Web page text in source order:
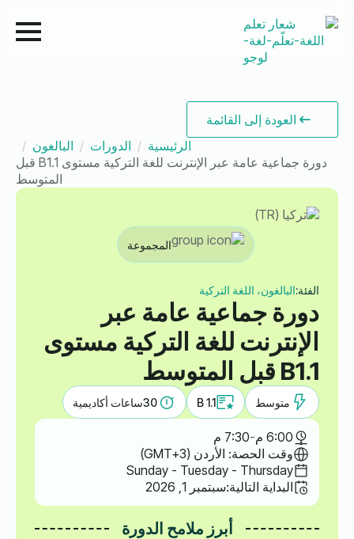
العودة إلى القائمة
الرئيسية
الدورات
البالغون
دورة جماعية عامة عبر الإنترنت للغة التركية مستوى B1.1 قبل
المتوسط
المجموعة
الفئة:البالغون، اللغة التركية
دورة جماعية عامة عبر
الإنترنت للغة التركية مستوى
B1.1 قبل المتوسط
متوسط B 1.1
30ساعات أكاديمية
6:00 م -7:30 م
وقت الحصة: الأردن (GMT+3)
Sunday - Tuesday - Thursday
البداية التالية:سبتمبر 1, 2026
أبرز ملامح الدورة